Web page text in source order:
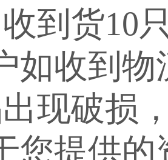
到货10
如收到
现破损
您提供